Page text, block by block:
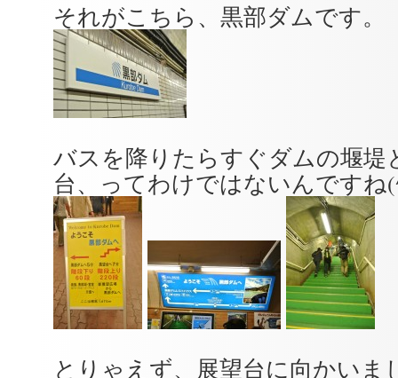
それがこちら、黒部ダムです。
バスを降りたらすぐダムの堰堤
台、ってわけではないんですね
とりゃえず、展望台に向かいま